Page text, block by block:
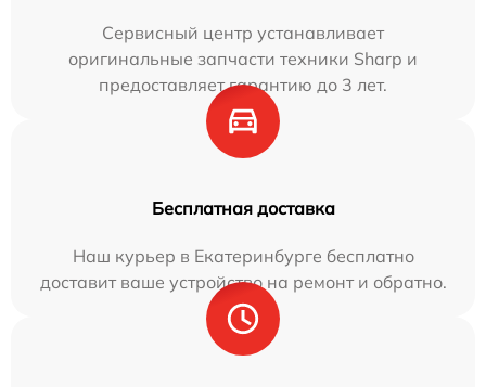
Сервисный центр устанавливает
оригинальные запчасти техники Sharp и
предоставляет гарантию до 3 лет.
Бесплатная доставка
Наш курьер в Екатеринбурге бесплатно
доставит ваше устройство на ремонт и обратно.